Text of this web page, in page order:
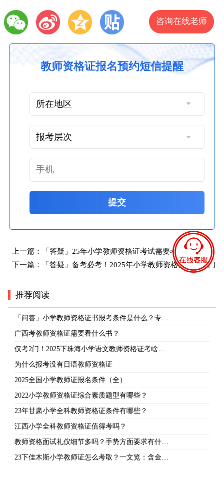
咨询在线老师
教师资格证报名预约短信提醒
提交
上一篇：
「答疑」25年小学教师资格证考试需要考哪几门内容
下一篇：
「答疑」备考必考！2025年小学教师资格要考哪几门
推荐阅读
「问答」小学教师资格证书报考条件是什么？专…
广西考教师资格证需要看什么书？
仅考2门！2025下珠海小学语文教师资格证考啥…
为什么报考没有日语教师资格证
2025全国小学教师证报名条件（全）
2022小学教师资格证综合素质题型有哪些？
23年甘肃小学全科教师资格证条件有哪些？
江西小学全科教师资格证值得考吗？
教师资格面试礼仪细节多吗？手势方面要求有什…
23下佳木斯小学教师证怎么考取？一文览：含金…